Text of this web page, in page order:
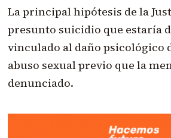
La principal hipótesis de la
presunto suicidio que estaría
vinculado al daño psicológico
abuso sexual previo que la
denunciado.